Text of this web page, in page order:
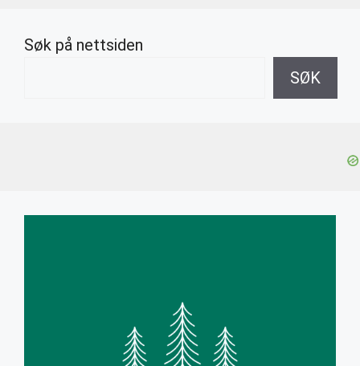
Søk på nettsiden
SØK